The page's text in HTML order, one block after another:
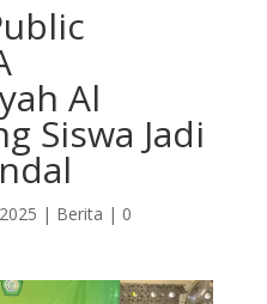
Al
Siswa Jadi
| Berita | 0